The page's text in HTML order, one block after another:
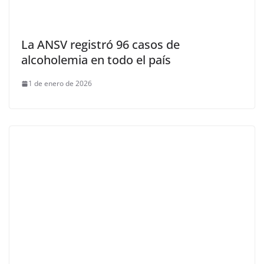
La ANSV registró 96 casos de
alcoholemia en todo el país
1 de enero de 2026